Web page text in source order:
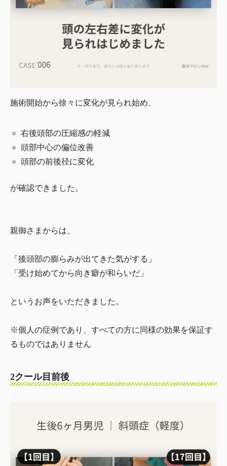
施術開始から徐々に変化が見られ始め、
右後頭部の圧縮感の軽減
頭部中心の偏位改善
頭部の前後径に変化
が確認できました。
親御さまからは、
「後頭部の膨らみが出てきた気がする」
「受け始めてから向き癖が和らいだ」
というお声をいただきました。
※個人の症例であり、すべての方に同様の効果を保証す
るものではありません
2クール目前後